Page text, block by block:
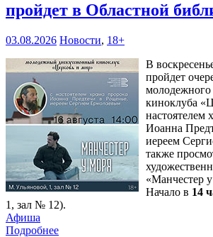
пройдет в Областной
03.08.2026 Новости, 18+
В
пройдет
молодежного
киноклуба
настоятелем
Иоанна
иереем
также
«Манчестер
Начало в 14
1, зал № 12).
Афиша
Подробнее